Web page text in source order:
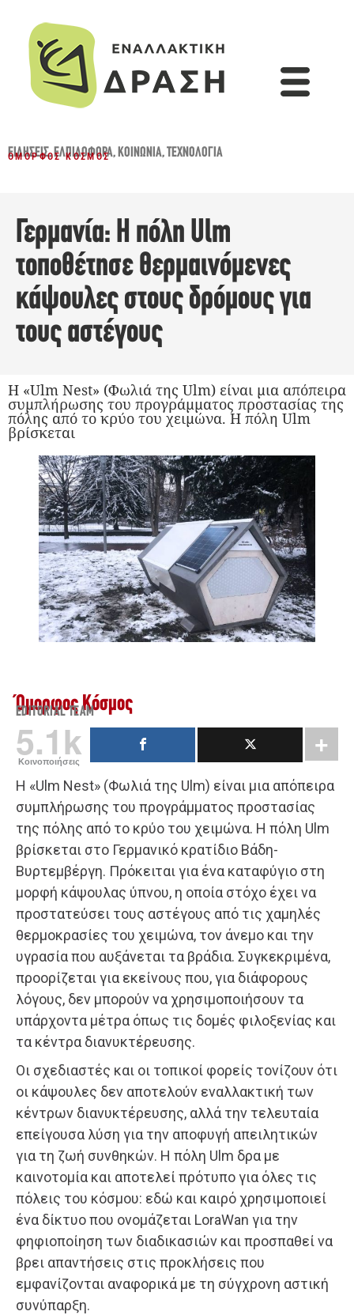
ΕΙΔΉΣΕΙΣ,ΕΛΠΙΔΟΦΌΡΑ,ΚΟΙΝΩΝΊΑ,ΤΕΧΝΟΛΟΓΊΑ
ΌΜΟΡΦΟΣ ΚΌΣΜΟΣ
Γερμανία: Η πόλη Ulm
τοποθέτησε θερμαινόμενες
κάψουλες στους δρόμους για
τους αστέγους
Η «Ulm Nest» (Φωλιά της Ulm) είναι μια απόπειρα
συμπλήρωσης του προγράμματος προστασίας της
πόλης από το κρύο του χειμώνα. Η πόλη Ulm
βρίσκεται
Όμορφος Κόσμος
EDITORIAL TEAM
5.1k
Κοινοποιήσεις
Η «Ulm Nest» (Φωλιά της Ulm) είναι μια απόπειρα
συμπλήρωσης του προγράμματος προστασίας
της πόλης από το κρύο του χειμώνα. Η πόλη Ulm
βρίσκεται στο Γερμανικό κρατίδιο Βάδη-
Βυρτεμβέργη. Πρόκειται για ένα καταφύγιο στη
μορφή κάψουλας ύπνου, η οποία στόχο έχει να
προστατεύσει τους αστέγους από τις χαμηλές
θερμοκρασίες του χειμώνα, τον άνεμο και την
υγρασία που αυξάνεται τα βράδια. Συγκεκριμένα,
προορίζεται για εκείνους που, για διάφορους
λόγους, δεν μπορούν να χρησιμοποιήσουν τα
υπάρχοντα μέτρα όπως τις δομές φιλοξενίας και
τα κέντρα διανυκτέρευσης.
Οι σχεδιαστές και οι τοπικοί φορείς τονίζουν ότι
οι κάψουλες δεν αποτελούν εναλλακτική των
κέντρων διανυκτέρευσης, αλλά την τελευταία
επείγουσα λύση για την αποφυγή απειλητικών
για τη ζωή συνθηκών. Η πόλη Ulm δρα με
καινοτομία και αποτελεί πρότυπο για όλες τις
πόλεις του κόσμου: εδώ και καιρό χρησιμοποιεί
ένα δίκτυο που ονομάζεται LoraWan για την
φηφιοποίηση των διαδικασιών και προσπαθεί να
βρει απαντήσεις στις προκλήσεις που
εμφανίζονται αναφορικά με τη σύγχρονη αστική
συνύπαρξη.